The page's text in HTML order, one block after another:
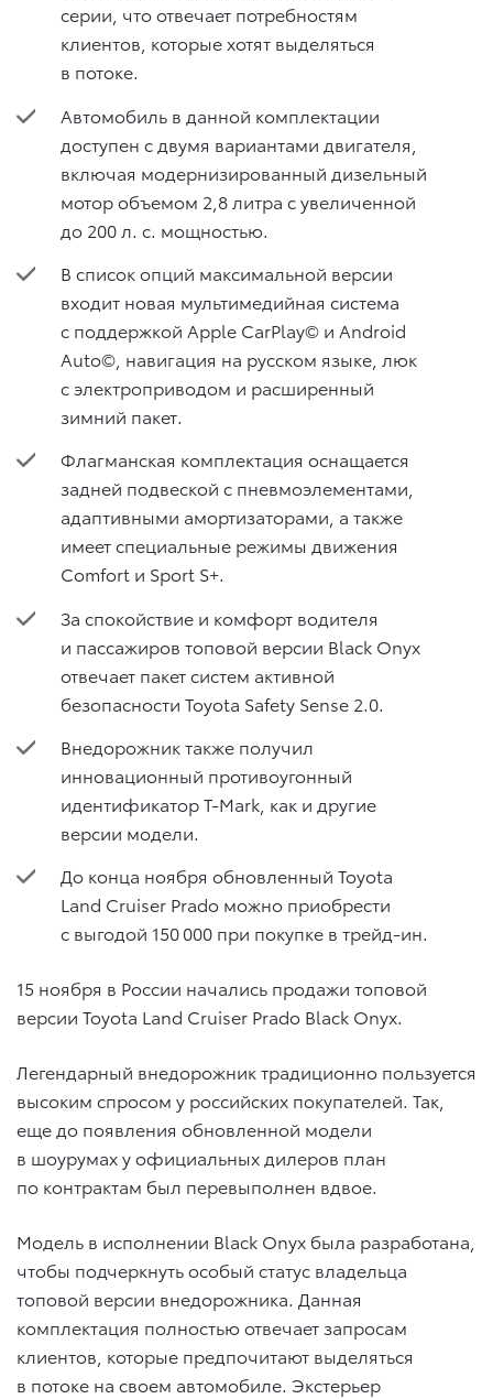
серии, что отвечает потребностям
клиентов, которые хотят выделяться
в потоке.
Автомобиль в данной комплектации
доступен с двумя вариантами двигателя,
включая модернизированный дизельный
мотор объемом 2,8 литра с увеличенной
до 200 л. с. мощностью.
В список опций максимальной версии
входит новая мультимедийная система
с поддержкой Apple CarPlay© и Android
Auto©, навигация на русском языке, люк
с электроприводом и расширенный
зимний пакет.
Флагманская комплектация оснащается
задней подвеской с пневмоэлементами,
адаптивными амортизаторами, а также
имеет специальные режимы движения
Comfort и Sport S+.
За спокойствие и комфорт водителя
и пассажиров топовой версии Black Onyx
отвечает пакет систем активной
безопасности Toyota Safety Sense 2.0.
Внедорожник также получил
инновационный противоугонный
идентификатор T-Mark, как и другие
версии модели.
До конца ноября обновленный Toyota
Land Cruiser Prado можно приобрести
с выгодой 150 000 при покупке в трейд-ин.
15 ноября в России начались продажи топовой
версии Toyota Land Cruiser Prado Black Onyx.
Легендарный внедорожник традиционно пользуется
высоким спросом у российских покупателей. Так,
еще до появления обновленной модели
в шоурумах у официальных дилеров план
по контрактам был перевыполнен вдвое.
Модель в исполнении Black Onyx была разработана,
чтобы подчеркнуть особый статус владельца
топовой версии внедорожника. Данная
комплектация полностью отвечает запросам
клиентов, которые предпочитают выделяться
в потоке на своем автомобиле. Экстерьер